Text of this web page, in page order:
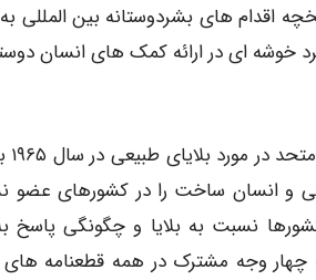
اقدام های بشردوستانه بین المللی
خوشه ای در ارائه کمک های انسان
و انسان ساخت را در کشورهای عضو
نسبت به بلایا و چگونگی پاسخ